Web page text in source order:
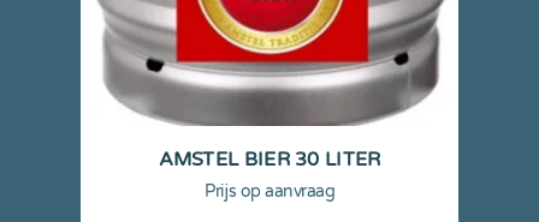
AMSTEL BIER 30 LITER
Prijs op aanvraag